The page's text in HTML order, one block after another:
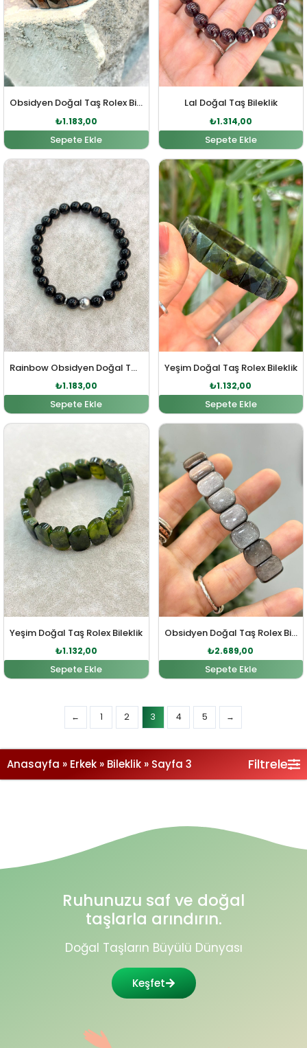
Obsidyen Doğal Taş Rolex Bileklik
₺1.183,00
Sepete Ekle
Lal Doğal Taş Bileklik
₺1.314,00
Sepete Ekle
Rainbow Obsidyen Doğal Taş Bileklik
Orijinal fiyat: ₺1.301,00.
₺1.183,00
Şu andaki fiyat: ₺1.183,00.
Sepete Ekle
Yeşim Doğal Taş Rolex Bileklik
Orijinal fiyat:
₺1.132,00
Şu andaki
Sepete Ekle
Yeşim Doğal Taş Rolex Bileklik
Orijinal fiyat: ₺1.245,00.
₺1.132,00
Şu andaki fiyat: ₺1.132,00.
Sepete Ekle
Obsidyen Doğal Taş Rolex Bileklik
Orijinal fiyat:
₺2.689,00
Şu andaki
Sepete Ekle
Anasayfa » Erkek » Bileklik » Sayfa 3 Filtrele
Ruhunuzu saf ve doğal
taşlarla arındırın.
Doğal Taşların Büyülü Dünyası
Keşfet